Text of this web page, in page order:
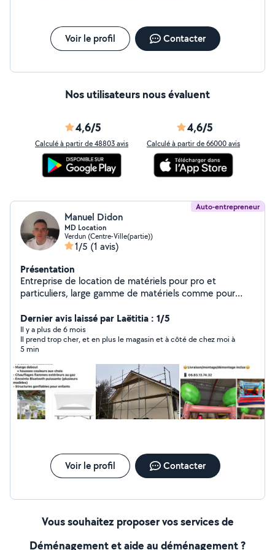
Voir le profil Contacter
Nos utilisateurs nous évaluent
4,6/5
Calculé à partir de 48803 avis
4,6/5
Calculé à partir de 66000 avis
Auto-entrepreneur
Manuel Didon
MD Location
Verdun (Centre-Ville(partie))
1/5 (1 avis)
Présentation
Entreprise de location de matériels pour pro et
particuliers, large gamme de matériels comme pour
sur devis. Travaux de peinture et de rénovation en tout
genre. Structure gonflable, mobilier de fêtes, machine à
barbe à papa, pop corn
Dernier avis laissé par Laëtitia : 1/5
Il y a plus de 6 mois
Il prend trop cher, et en plus le magasin et à côté de chez moi à
5 min
Voir le profil Contacter
Vous souhaitez proposer vos services de
Déménagement et aide au déménagement ?